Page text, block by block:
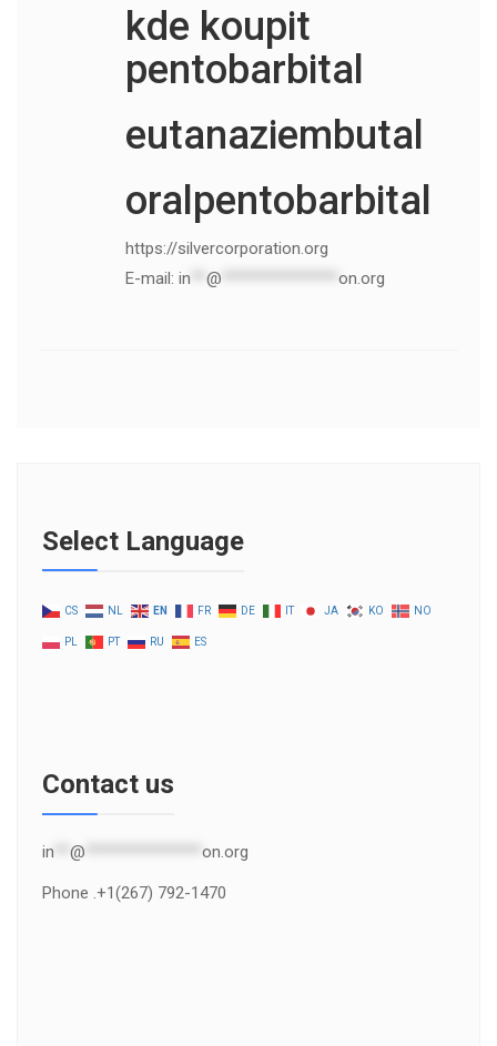
kde koupit
pentobarbital
eutanaziembutal
oralpentobarbital
https://silvercorporation.org
E-mail: in @ on.org
Select Language
CS NL EN FR DE IT JA KO NO
PL PT RU ES
Contact us
in @ on.org
Phone .+1(267) 792-1470